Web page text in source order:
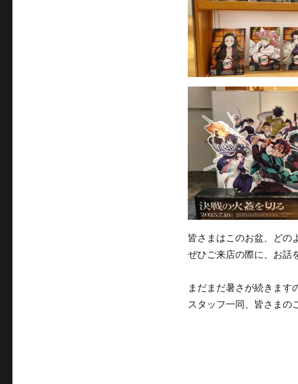
皆さまはこのお盆、どの
ぜひご来店の際に、お話
まだまだ暑さが続きます
スタッフ一同、皆さまの